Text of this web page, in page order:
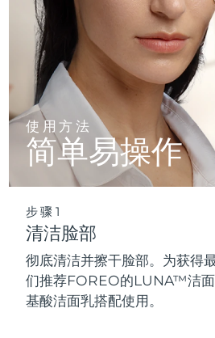
使用方法
简单易操作
步骤1
清洁脸部
彻底清洁并擦干脸部。为获得
们推荐FOREO的LUNA™洁
基酸洁面乳搭配使用。